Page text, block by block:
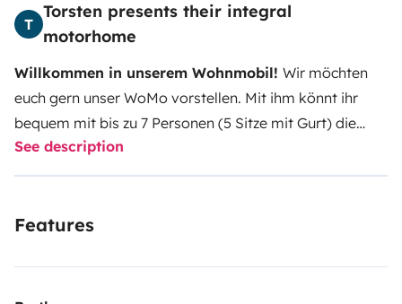
T
Torsten presents their integral
motorhome
Willkommen in unserem Wohnmobil! Wir möchten
euch gern unser WoMo vorstellen. Mit ihm könnt ihr
bequem mit bis zu 7 Personen (5 Sitze mit Gurt) die
schönsten Orte Europas erkunden.
imposante Wohnlandschaft mit L-Sitzbank links und
Fahrerhaussitze.
Wohnlandschaft sind weiterhin frei zugänglich. Mit 1,88
See description
Features